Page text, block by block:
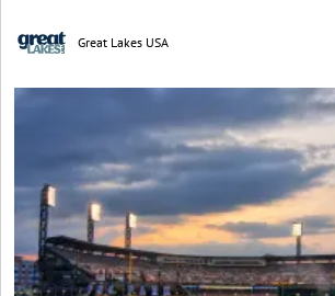
Great Lakes USA